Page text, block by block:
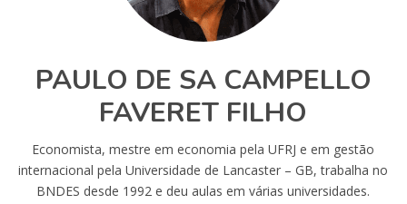
PAULO DE SA CAMPELLO
FAVERET FILHO
Economista, mestre em economia pela UFRJ e em gestão
internacional pela Universidade de Lancaster – GB, trabalha no
BNDES desde 1992 e deu aulas em várias universidades.